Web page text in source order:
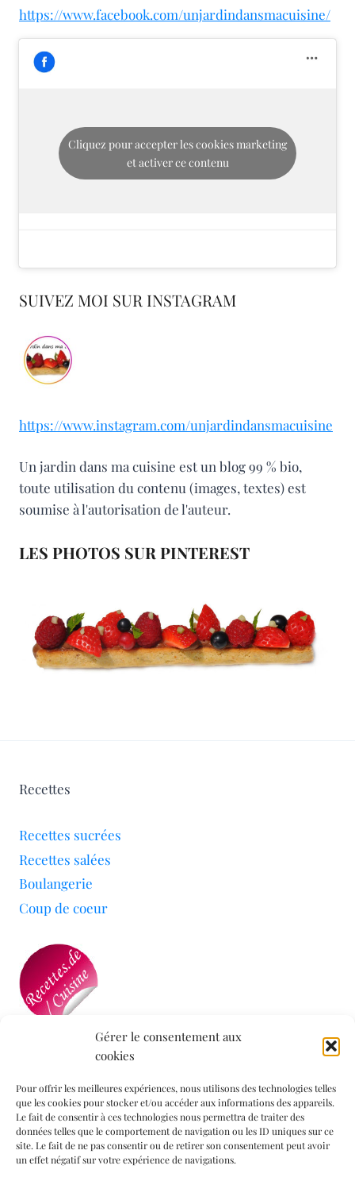
Gérer le consentement aux
cookies
Pour offrir les meilleures expériences, nous utilisons des technologies telles
que les cookies pour stocker et/ou accéder aux informations des appareils.
Le fait de consentir à ces technologies nous permettra de traiter des
données telles que le comportement de navigation ou les ID uniques sur ce
site. Le fait de ne pas consentir ou de retirer son consentement peut avoir
un effet négatif sur votre expérience de navigations.
https://www.facebook.com/unjardindansmacuisine/
Cliquez pour accepter les cookies marketing
et activer ce contenu
SUIVEZ MOI SUR INSTAGRAM
https://www.instagram.com/unjardindansmacuisine
Un jardin dans ma cuisine est un blog 99 % bio,
toute utilisation du contenu (images, textes) est
soumise à l'autorisation de l'auteur.
LES PHOTOS SUR PINTEREST
Recettes
Recettes sucrées
Recettes salées
Boulangerie
Coup de coeur
Mon blog a été sélectionné par le site
Informations légales